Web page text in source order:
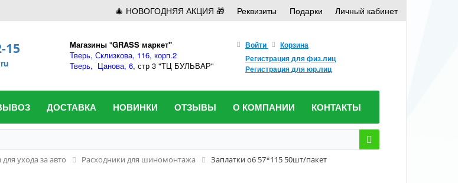
🎄 НОВОГОДНЯЯ АКЦИЯ 🎁 Реквизиты Подарки Личный кабинет
15 Магазины "GRASS маркет"
Тверь, Склизкова, 116, корп.2
Тверь, Цанова, 6, стр 3 "ТЦ БУЛЬВАР"
Войти
Корзина
Регистрация для физ.лиц
Регистрация для юр.лиц
ДОСТАВКА НОВИНКИ ОТЗЫВЫ О КОМПАНИИ КОНТАКТЫ
ухода за авто Расходники для шиномонтажа Заплатки о6 57*115 50шт/пакет